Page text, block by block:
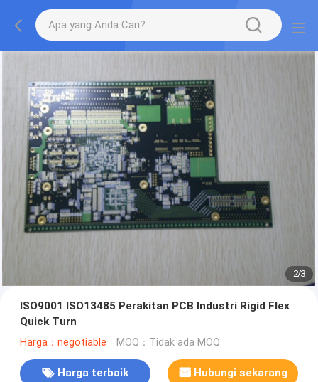
2/3
ISO9001 ISO13485 Perakitan PCB Industri Rigid Flex
Quick Turn
Harga：negotiable MOQ：Tidak ada MOQ
Harga terbaik Hubungi sekarang